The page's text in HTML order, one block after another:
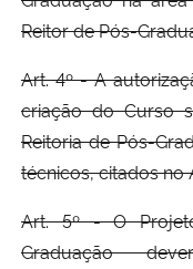
Reitor de Pós-
Art. 4º - A
criação do Curso
Reitoria de Pós-
técnicos, citados no
Art. 5º - O
Graduação